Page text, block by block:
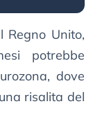
Regno Unito,
potrebbe
dove
risalita del